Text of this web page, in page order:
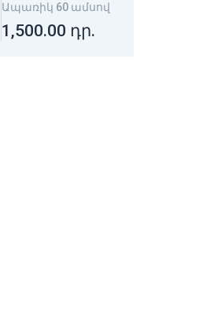
Ապառիկ 60 ամսով
1,500.00 դր.